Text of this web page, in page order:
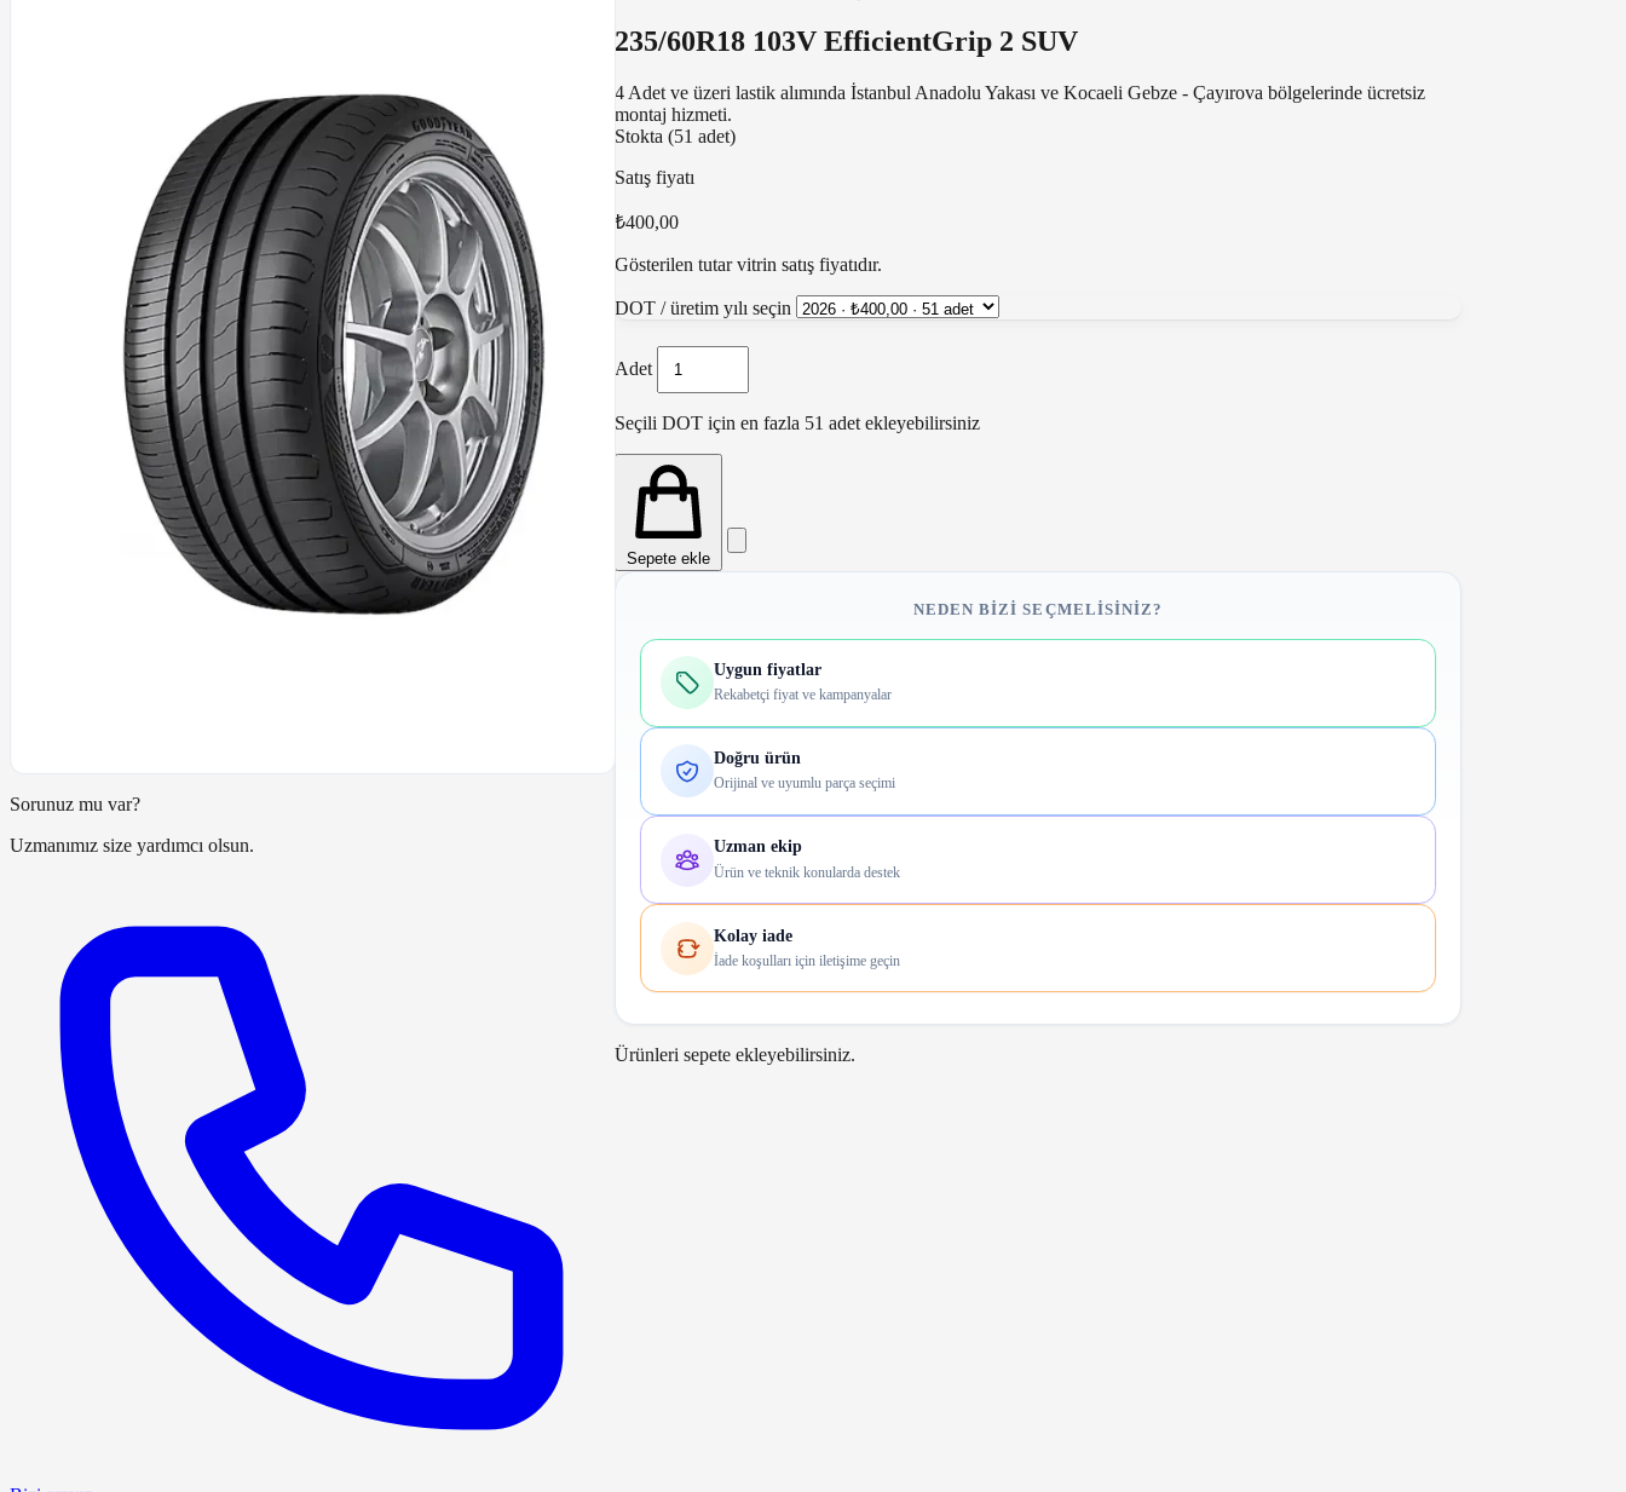
Sorunuz mu var?
Uzmanımız size yardımcı olsun.
235/60R18 103V EfficientGrip 2 SUV
4 Adet ve üzeri lastik alımında İstanbul Anadolu Yakası ve Kocaeli Gebze - Çayırova bölgelerinde ücretsiz
montaj hizmeti.
Stokta (51 adet)
Satış fiyatı
₺400,00
Gösterilen tutar vitrin satış fiyatıdır.
DOT / üretim yılı seçin
Adet
Seçili DOT için en fazla 51 adet ekleyebilirsiniz
Sepete ekle
NEDEN BIZI SEÇMELISINIZ?
Uygun fiyatlar
Rekabetçi fiyat ve kampanyalar
Doğru ürün
Orijinal ve uyumlu parça seçimi
Uzman ekip
Ürün ve teknik konularda destek
Kolay iade
İade koşulları için iletişime geçin
Ürünleri sepete ekleyebilirsiniz.